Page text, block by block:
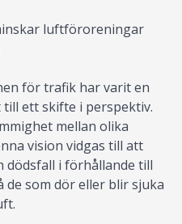
luftföroreningar
för trafik har varit en
ett skifte i perspektiv.
mellan olika
vision vidgas till att
dödsfall i förhållande till
som dör eller blir sjuka